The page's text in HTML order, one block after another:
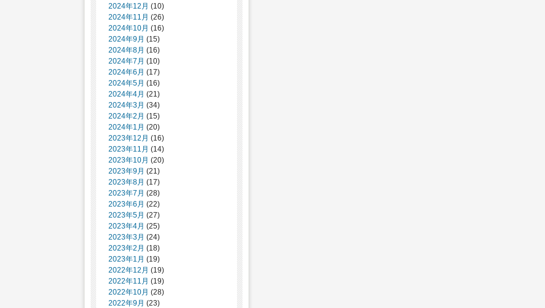
2024年12月 (10)
2024年11月 (26)
2024年10月 (16)
2024年9月 (15)
2024年8月 (16)
2024年7月 (10)
2024年6月 (17)
2024年5月 (16)
2024年4月 (21)
2024年3月 (34)
2024年2月 (15)
2024年1月 (20)
2023年12月 (16)
2023年11月 (14)
2023年10月 (20)
2023年9月 (21)
2023年8月 (17)
2023年7月 (28)
2023年6月 (22)
2023年5月 (27)
2023年4月 (25)
2023年3月 (24)
2023年2月 (18)
2023年1月 (19)
2022年12月 (19)
2022年11月 (19)
2022年10月 (28)
2022年9月 (23)